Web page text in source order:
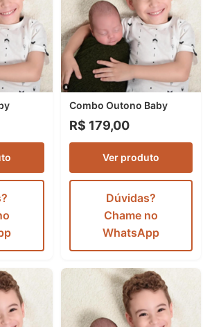
Combo Outono Baby
R$ 179,00
Ver produto
Dúvidas?
Chame no
WhatsApp